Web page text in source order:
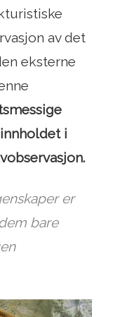
av det
eksterne
i
er
bare